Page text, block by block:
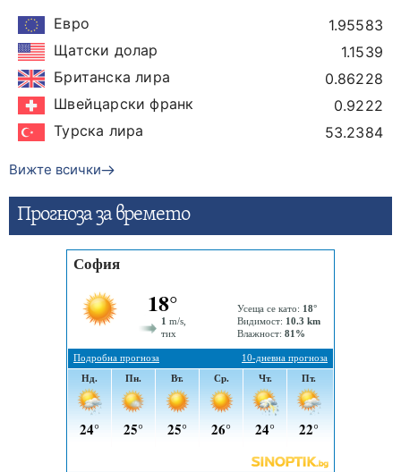
Евро
1.95583
Щатски долар
1.1539
Британска лира
0.86228
Швейцарски франк
0.9222
Турска лира
53.2384
Вижте всички
Прогнозa за времето